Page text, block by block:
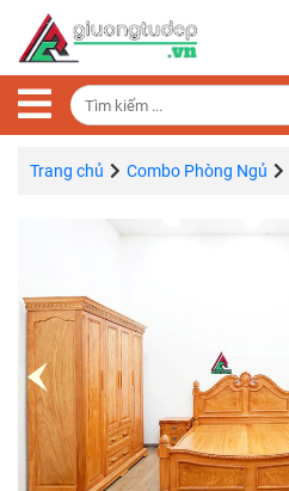
Trang
Chủ
Combo
Phòng
Ngủ
Tủ
Quần
Áo
Gỗ
Tự
Nhiên
Trang chủ Combo Phòng Ngủ